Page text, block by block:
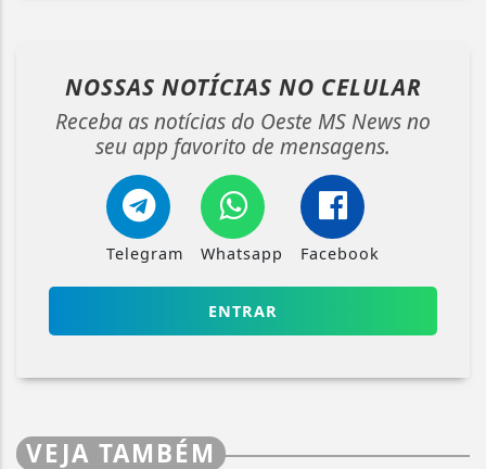
NOSSAS NOTÍCIAS NO CELULAR
Receba as notícias do Oeste MS News no
seu app favorito de mensagens.
Telegram Whatsapp Facebook
ENTRAR
VEJA TAMBÉM